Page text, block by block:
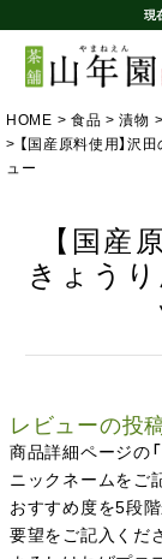
現
HOME 食品 漬物
【国産原料使用】沢
ュー
【国産
きょう
レビューの投
商品詳細ページの
ニックネームをご
おすすめ度を5段
要望をご記入くだ